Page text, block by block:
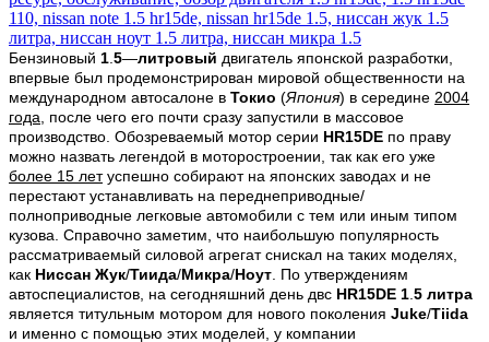
Бензиновый 1 5—литровый двигатель японской разработки,
впервые был продемонстрирован мировой общественности на
международном автосалоне в Токио (Япония) в середине 2004
года , после чего его почти сразу запустили в массовое
производство. Обозреваемый мотор серии HR15DE по праву
можно назвать легендой в моторостроении, так как его уже
более 15 летуспешно собирают на японских заводах и не
перестают устанавливать на переднеприводные/
полноприводные легковые автомобили с тем или иным типом
кузова. Справочно заметим, что наибольшую популярность
рассматриваемый силовой агрегат снискал на таких моделях,
как Ниссан Жук/Тиида/Микра/Ноут . По утверждениям
автоспециалистов, на сегодняшний день двс HR15DE 1 5 литра
является титульным мотором для нового поколения Juke/Tiida
и именно с помощью этих моделей, у компании